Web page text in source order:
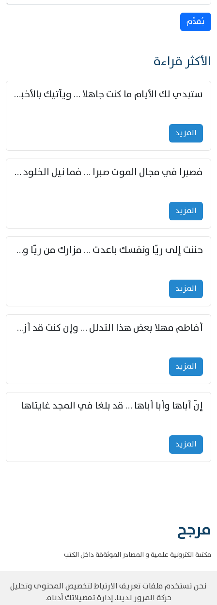
يُقدِّم
الأكثر قراءة
ستبدي لك الأيام ما كنت جاهلا … ويأتيك بالأخبار من لم تزوّد
المزید
فصبرا في مجال الموت صبرا … فما نيل الخلود بمستطاع
المزید
حننت إلى ريّا ونفسك باعدت … مزارك من ريّا وشعباكما معا
المزید
أفاطم مهلا بعض هذا التدلل … وإن كنت قد أزمعت صرمي فأجملي
المزید
إنّ أباها وأبا أباها … قد بلغا في المجد غايتاها
المزید
مرجح
مكتبة الكترونية علمية و المصادر الموثةقة داخل الكتب
نحن نستخدم ملفات تعريف الارتباط لتخصيص المحتوى وتحليل
حركة المرور لدينا. إدارة تفضيلاتك أدناه.